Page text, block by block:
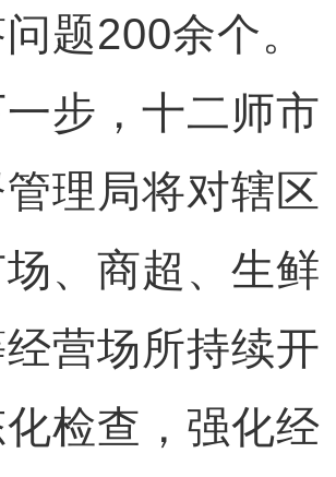
题200余个。
，十二师市
理局将对辖区
、商超、生鲜
营场所持续开
检查，强化经